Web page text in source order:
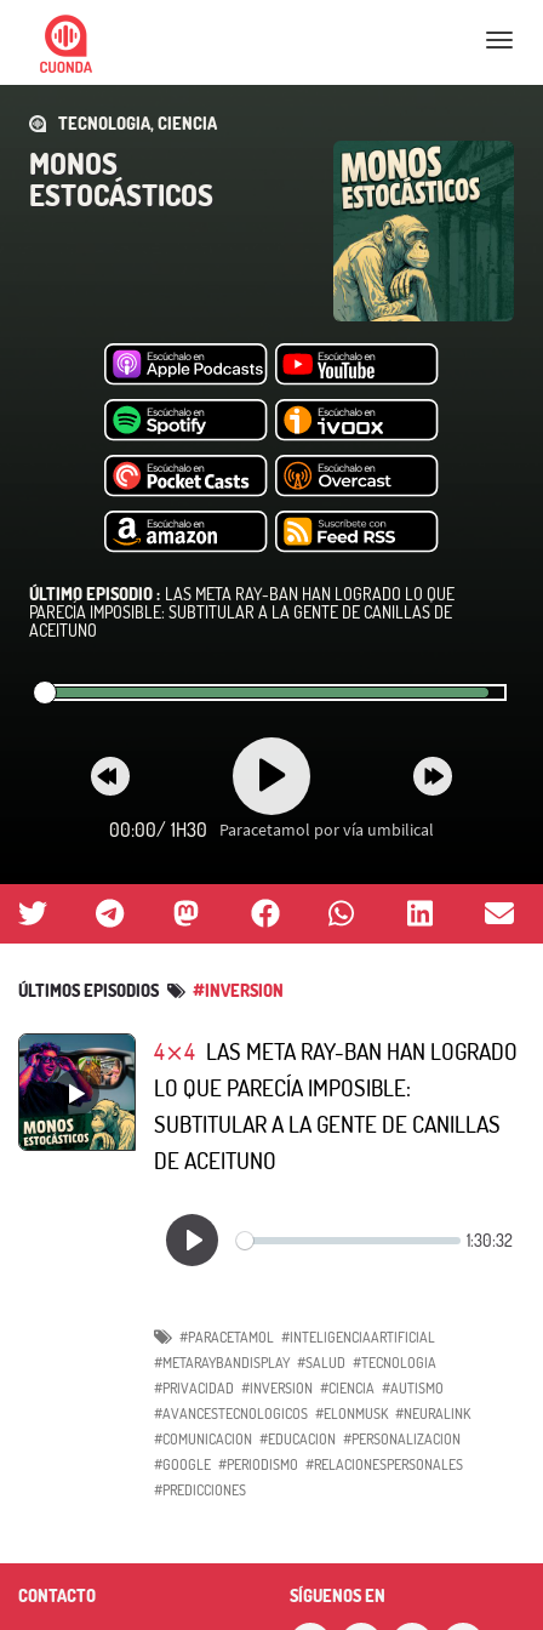
Nav
TECNOLOGIA, CIENCIA
MONOS
ESTOCÁSTICOS
ÚLTIMO EPISODIO : LAS META RAY-BAN HAN LOGRADO LO QUE
PARECÍA IMPOSIBLE: SUBTITULAR A LA GENTE DE CANILLAS DE
ACEITUNO
00:00/ 1H30 Paracetamol por vía umbilical
ÚLTIMOS EPISODIOS #INVERSION
4⨯4 LAS META RAY-BAN HAN LOGRADO
LO QUE PARECÍA IMPOSIBLE:
SUBTITULAR A LA GENTE DE CANILLAS
DE ACEITUNO
#PARACETAMOL
#INTELIGENCIAARTIFICIAL
#METARAYBANDISPLAY #SALUD #TECNOLOGIA
#PRIVACIDAD #INVERSION #CIENCIA #AUTISMO
#AVANCESTECNOLOGICOS #ELONMUSK #NEURALINK
#COMUNICACION #EDUCACION #PERSONALIZACION
#GOOGLE #PERIODISMO #RELACIONESPERSONALES
#PREDICCIONES
CONTACTO SÍGUENOS EN